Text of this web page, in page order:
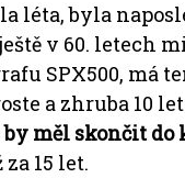
léta, byla
v 60. letech
SPX500, má
a zhruba 10
měl skončit do
15 let.